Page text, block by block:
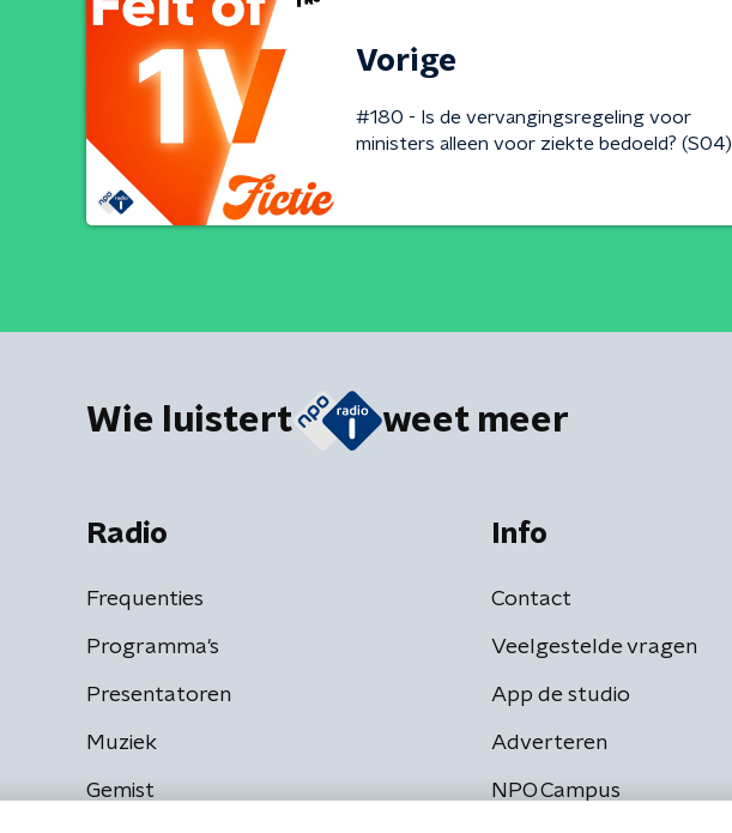
Vorige
#180 - Is de vervangingsregeling voor
ministers alleen voor ziekte bedoeld? (S04)
Wie luistert weet meer
Radio
Frequenties
Programma's
Presentatoren
Muziek
Gemist
Info
Contact
Veelgestelde vragen
App de studio
Adverteren
NPO Campus